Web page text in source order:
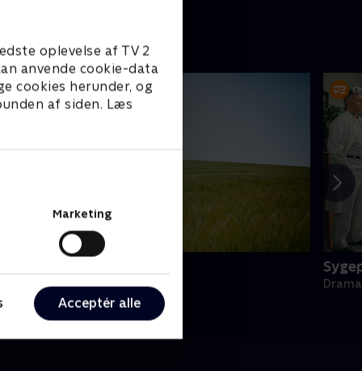
oplevelse af TV 2
anvende cookie-data
cookies herunder, og
af siden. Læs
Marketing
Acceptér alle
• 10 sæsoner